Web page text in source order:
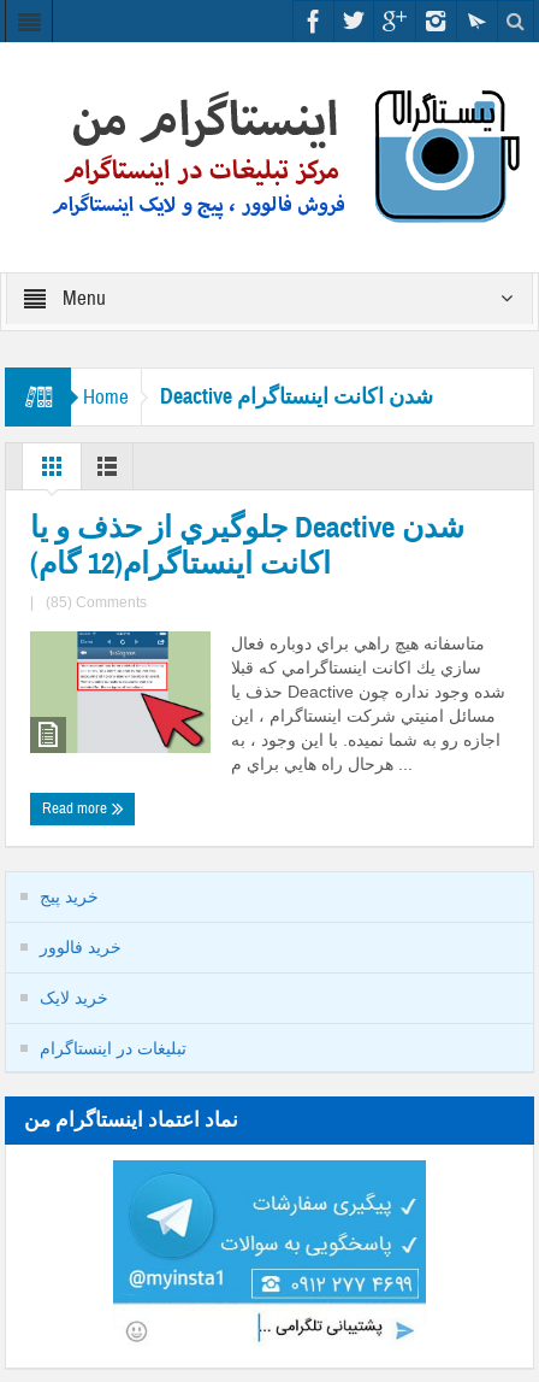
Menu
Home Deactive شدن اکانت اینستاگرام
جلوگيري از حذف و يا Deactive شدن
اكانت اينستاگرام(12 گام)
(85) Comments
متاسفانه هيچ راهي براي دوباره فعال
سازي يك اكانت اينستاگرامي كه قبلا
حذف يا Deactive شده وجود نداره چون
مسائل امنيتي شركت اينستاگرام ، اين
اجازه رو به شما نميده. با اين وجود ، به
Read more
خرید پیج
خرید فالوور
خرید لایک
تبلیغات در اینستاگرام
نماد اعتماد اینستاگرام من